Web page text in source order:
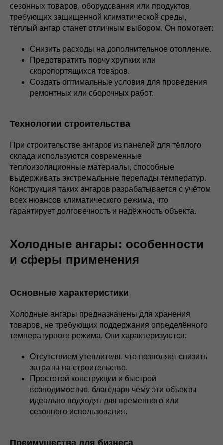
сезонных товаров, оборудования или продуктов,
требующих защищенной климатической среды,
тёплый ангар станет отличным выбором. Он помогает:
Снизить расходы на дополнительное отопление.
Предотвратить порчу хрупких или
скоропортящихся товаров.
Создать оптимальные условия для проведения
ремонтных или сборочных работ.
Технологии строительства
При строительстве ангаров из панелей для тёплого
склада используются современные
теплоизоляционные материалы, способные
выдерживать экстремальные перепады температур.
Конструкция таких ангаров разрабатывается с учётом
всех нюансов климатического режима, что
гарантирует долговечность и надёжность объекта.
Холодные ангары: особенности
и сферы применения
Основные характеристики
Холодные ангары предназначены для хранения
товаров, не требующих поддержания определённого
температурного режима. Они характеризуются:
Отсутствием утеплителя, что позволяет снизить
затраты на строительство.
Простотой конструкции и быстрой
возводимостью, благодаря чему эти объекты
идеально подходят для временного или
сезонного использования.
Преимущества для бизнеса